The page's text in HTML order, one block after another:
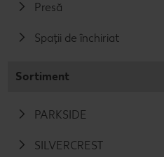
Presă
Spații de închiriat
Sortiment
PARKSIDE
SILVERCREST